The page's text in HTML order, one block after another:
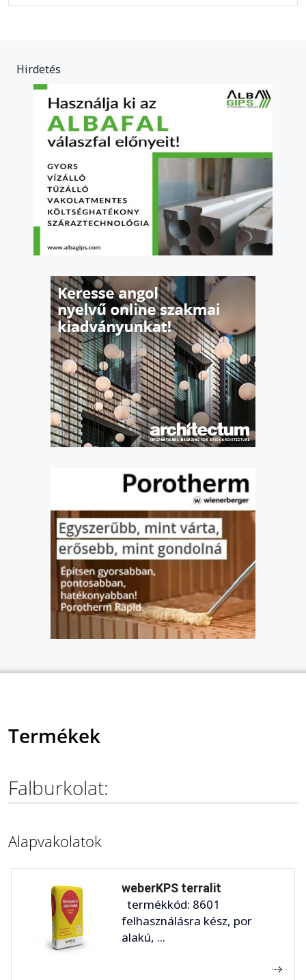
Hirdetés
Termékek
Falburkolat:
Alapvakolatok
weberKPS terralit
termékkód: 8601
felhasználásra kész, por
alakú, ...